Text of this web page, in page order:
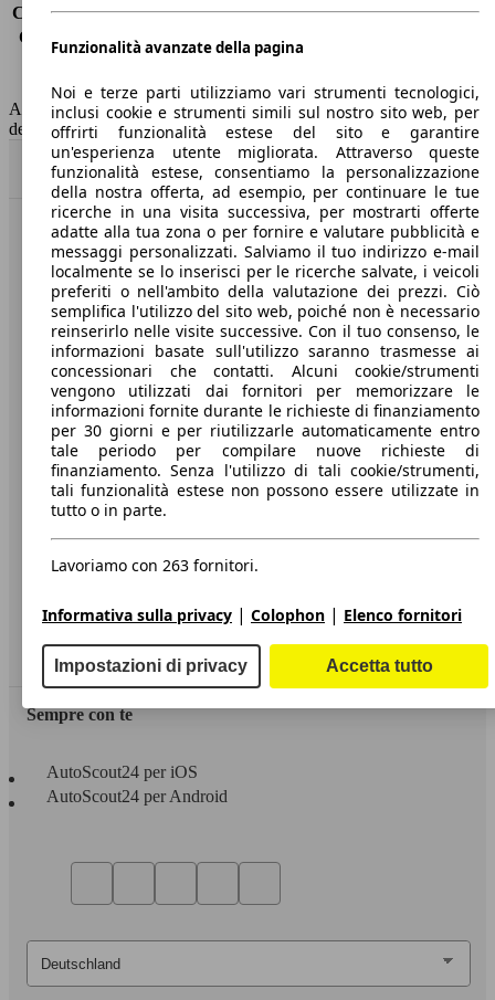
Consumo (extra-urbano) 5.6 l/100km
Consumo (combinato)*
6.6 l/100km
Capacità del serbatoio
65 l
AutoScout24 non si assume alcuna responsabilità per la correttezza
dei dati.
Torna su
Benvenuti su AutoScout24, il mercato auto europeo.
Società
A proposito di AutoScout24
Stampa
Media
Condizioni generali
Informazioni
Privacy
Dichiarazione di Accessibilità
Servizi
Area rivenditori
Sempre con te
AutoScout24 per iOS
AutoScout24 per Android
Funzionalità avanzate della pagina
Noi e terze parti utilizziamo vari strumenti tecnologici,
inclusi cookie e strumenti simili sul nostro sito web, per
offrirti funzionalità estese del sito e garantire
un'esperienza utente migliorata. Attraverso queste
funzionalità estese, consentiamo la personalizzazione
della nostra offerta, ad esempio, per continuare le tue
ricerche in una visita successiva, per mostrarti offerte
adatte alla tua zona o per fornire e valutare pubblicità e
messaggi personalizzati. Salviamo il tuo indirizzo e-mail
localmente se lo inserisci per le ricerche salvate, i veicoli
preferiti o nell'ambito della valutazione dei prezzi. Ciò
semplifica l'utilizzo del sito web, poiché non è necessario
reinserirlo nelle visite successive. Con il tuo consenso, le
informazioni basate sull'utilizzo saranno trasmesse ai
concessionari che contatti. Alcuni cookie/strumenti
vengono utilizzati dai fornitori per memorizzare le
informazioni fornite durante le richieste di finanziamento
per 30 giorni e per riutilizzarle automaticamente entro
tale periodo per compilare nuove richieste di
finanziamento. Senza l'utilizzo di tali cookie/strumenti,
tali funzionalità estese non possono essere utilizzate in
tutto o in parte.
Lavoriamo con 263 fornitori.
Informativa sulla privacy | Colophon | Elenco fornitori
Impostazioni di privacy Accetta tutto